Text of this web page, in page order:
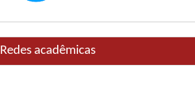
Redes acadêmicas